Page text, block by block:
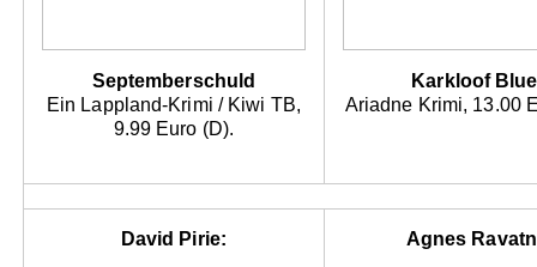
Septemberschuld
Ein Lappland-Krimi / Kiwi TB,
9.99 Euro (D).
Karkloof Blue
Ariadne Krimi, 13.00
David Pirie: Agnes